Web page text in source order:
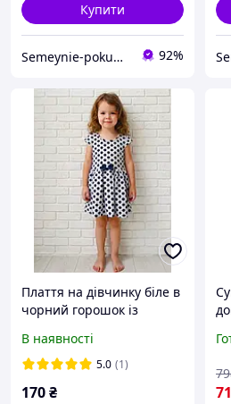
Купити
Semeynie-pokupki 92%
Плаття на дівчинку біле в
чорний горошок із
В наявності
5.0 (1)
170₴